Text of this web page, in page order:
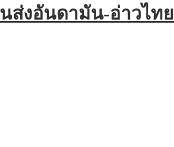
ส่งอันดามัน-อ่าวไทย